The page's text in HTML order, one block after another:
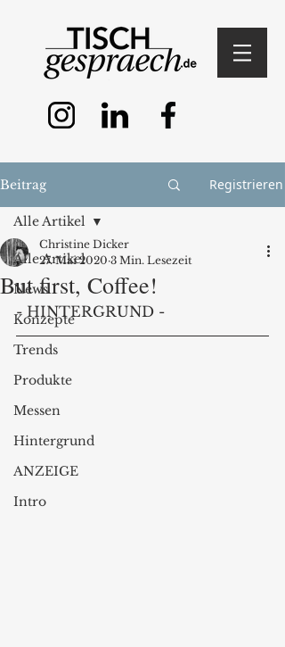
Beitrag Registrieren
Alle Artikel
News
Konzepte
Trends
Produkte
Messen
Hintergrund
ANZEIGE
Intro
Alle Artikel
But first, Coffee!
Christine Dicker
27. Mai 2020 3 Min. Lesezeit
- HINTERGRUND -